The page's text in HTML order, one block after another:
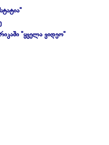
"ყველა ვიდეო"